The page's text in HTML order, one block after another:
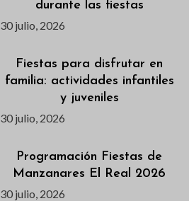
durante las fiestas
30 julio, 2026
Fiestas para disfrutar en
familia: actividades infantiles
y juveniles
30 julio, 2026
Programación Fiestas de
Manzanares El Real 2026
30 julio, 2026